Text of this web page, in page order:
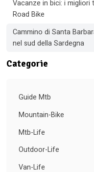
Vacanze in bici: i migliori
Road Bike
Cammino di Santa
nel sud della Sardegna
Categorie
Guide Mtb
Mountain-Bike
Mtb-Life
Outdoor-Life
Van-Life